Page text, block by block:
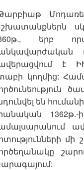
երբ
է
կողմից:
են
մի